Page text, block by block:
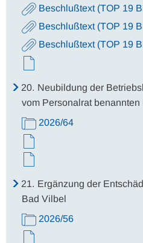
Beschlußtext (TOP 19
Beschlußtext (TOP 19
Beschlußtext (TOP 19
20. Neubildung der
vom Personalrat benannten
2026/64
21. Ergänzung der
Bad Vilbel
2026/56